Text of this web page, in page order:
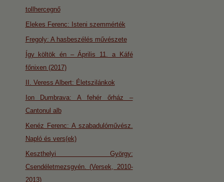
tollhercegnő
Elekes Ferenc: Isteni szemmérték
Fregoly: A hasbeszélés művészete
Így költök én – Április 11. a Káfé
főnixen (2017)
II. Veress Albert: Életszilánkok
Ion Dumbrava: A fehér őrház –
Cantonul alb
Kenéz Ferenc: A szabadulóművész.
Napló és vers(ek)
Keszthelyi György:
Csendéletmezsgyén. (Versek, 2010-
2013)